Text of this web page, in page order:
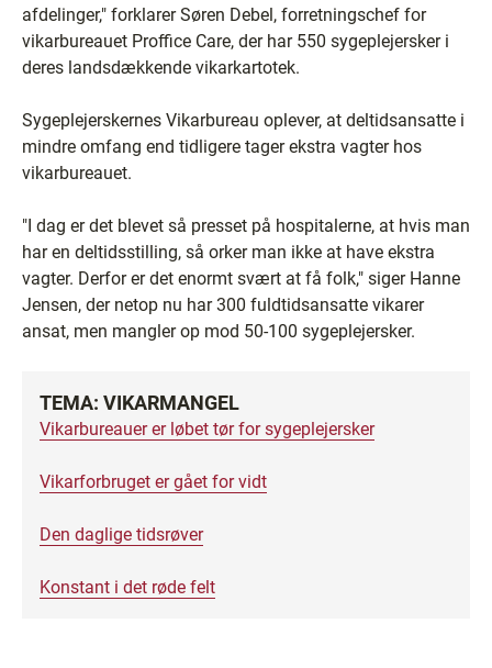
afdelinger," forklarer Søren Debel, forretningschef for
vikarbureauet Proffice Care, der har 550 sygeplejersker i
deres landsdækkende vikarkartotek.
Sygeplejerskernes Vikarbureau oplever, at deltidsansatte i
mindre omfang end tidligere tager ekstra vagter hos
vikarbureauet.
"I dag er det blevet så presset på hospitalerne, at hvis man
har en deltidsstilling, så orker man ikke at have ekstra
vagter. Derfor er det enormt svært at få folk," siger Hanne
Jensen, der netop nu har 300 fuldtidsansatte vikarer
ansat, men mangler op mod 50-100 sygeplejersker.
TEMA: VIKARMANGEL
Vikarbureauer er løbet tør for sygeplejersker
Vikarforbruget er gået for vidt
Den daglige tidsrøver
Konstant i det røde felt